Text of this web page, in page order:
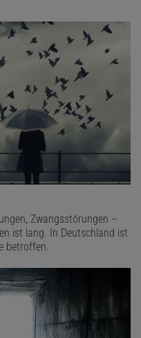
Zwangsstörungen –
ist lang. In Deutschland ist
betroffen.